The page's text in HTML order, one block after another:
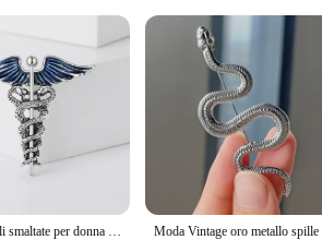
made it a sought-after piece among jewelry
IN LABRADORITE design is not only
the fusion of ancient symbolism with
IN LABRADORITE Spille is versatile
recipient. This jewelry set is not just a statement
years to come.
Spille con ali smaltate per donna Spille con serpente unisex Evento Festa Zaino Decorazione Accessori per vestiti